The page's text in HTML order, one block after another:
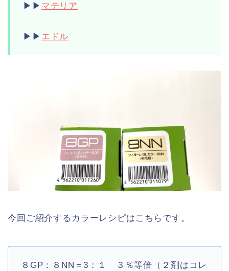
▶︎▶︎ マテリア
▶︎▶︎ エドル
今回ご紹介するカラーレシピはこちらです。
８GP：８NN ＝3：１ ３％等倍（２剤はコレ